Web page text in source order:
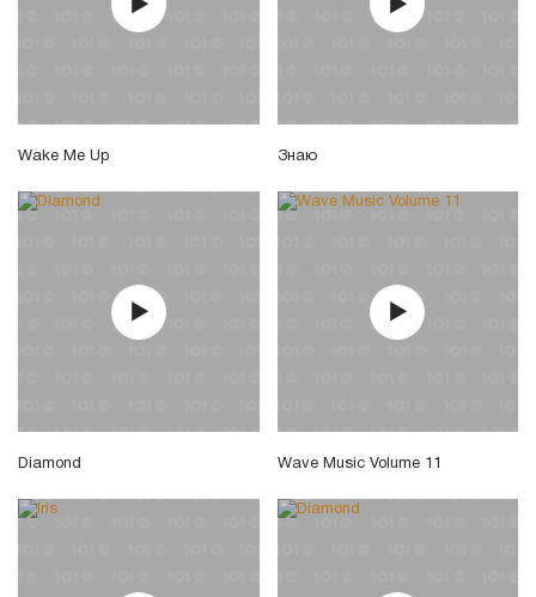
Wake Me Up Знаю
Diamond Wave Music Volume 11